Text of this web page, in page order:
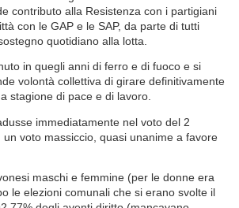
contributo alla Resistenza con i partigiani
con le GAP e le SAP, da parte di tutti
quotidiano alla lotta.
in quegli anni di ferro e di fuoco e si
volontà collettiva di girare definitivamente
stagione di pace e di lavoro.
immediatamente nel voto del 2
voto massiccio, quasi unanime a favore
maschi e femmine (per le donne era
le elezioni comunali che si erano svolte il